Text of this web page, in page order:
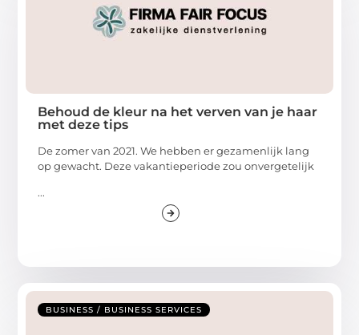
Behoud de kleur na het verven van je haar
met deze tips
De zomer van 2021. We hebben er gezamenlijk lang
op gewacht. Deze vakantieperiode zou onvergetelijk
...
BUSINESS / BUSINESS SERVICES